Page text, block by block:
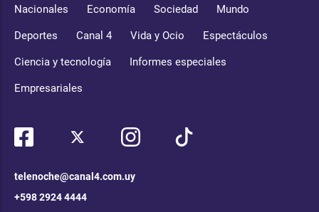
Nacionales Economía Sociedad Mundo
Deportes Canal 4 Vida y Ocio Espectáculos
Ciencia y tecnología Informes especiales
Empresariales
telenoche@canal4.com.uy
+598 2924 4444